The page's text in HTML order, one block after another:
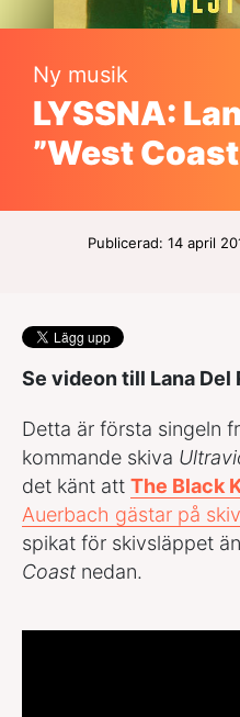
Ny musik
LYSSNA:
”West
Publicerad: 14 april
Se videon till Lana Del
Detta är första singeln
kommande skiva
det känt att The Black
Auerbach gästar på
spikat för skivsläppet
Coast nedan.